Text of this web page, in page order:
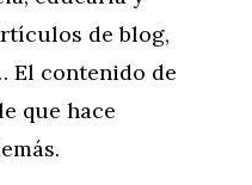
de blog,
El contenido de
que hace